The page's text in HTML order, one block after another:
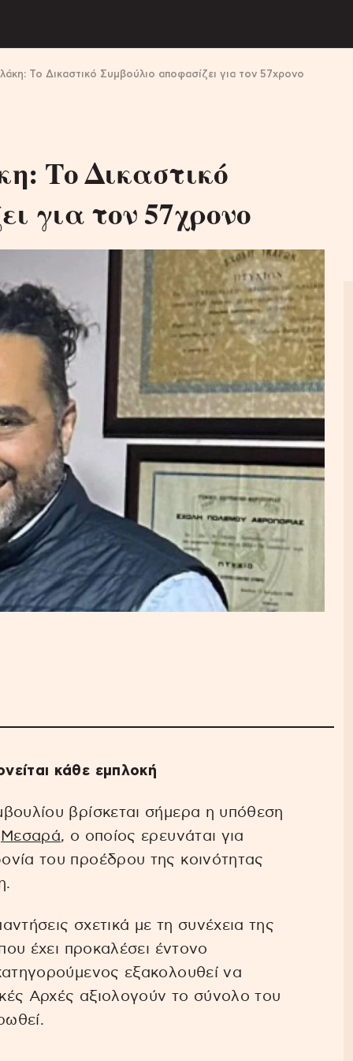
Το Δικαστικό Συμβούλιο αποφασίζει για τον 57χρονο
Το Δικαστικό
για τον 57χρονο
κάθε εμπλοκή
βρίσκεται σήμερα η υπόθεση
Μεσαρά, ο οποίος ερευνάται για
του προέδρου της κοινότητας
σχετικά με τη συνέχεια της
έχει προκαλέσει έντονο
εξακολουθεί να
Αρχές αξιολογούν το σύνολο του